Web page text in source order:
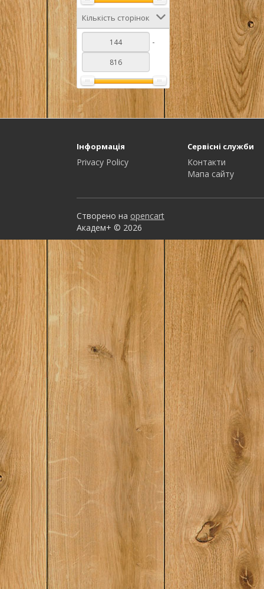
Кількість сторінок
-
Інформація
Privacy Policy
Сервісні служби
Контакти
Мапа сайту
Створено на opencart
Академ+ © 2026